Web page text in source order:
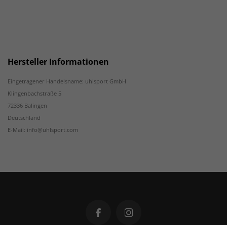
Hersteller Informationen
Eingetragener Handelsname: uhlsport GmbH
Klingenbachstraße 5
72336 Balingen
Deutschland
E-Mail: info@uhlsport.com